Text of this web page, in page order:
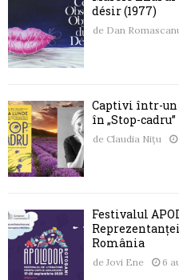
désir (1977)
de Dan
Captivi într-un
în „Stop-cadru”
de Claudia Nițu
Festivalul
România
de Jovi Ene 6